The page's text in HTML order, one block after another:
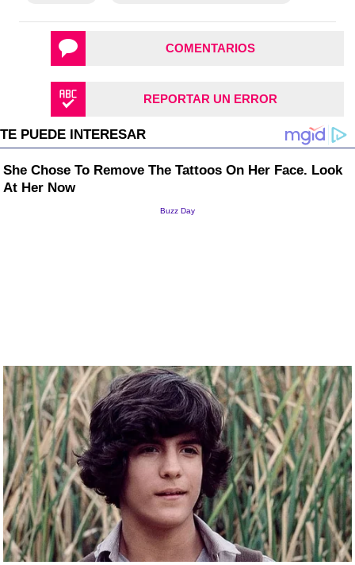
COMENTARIOS
REPORTAR UN ERROR